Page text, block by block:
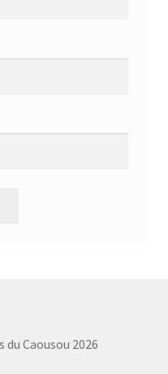
Caousou 2026